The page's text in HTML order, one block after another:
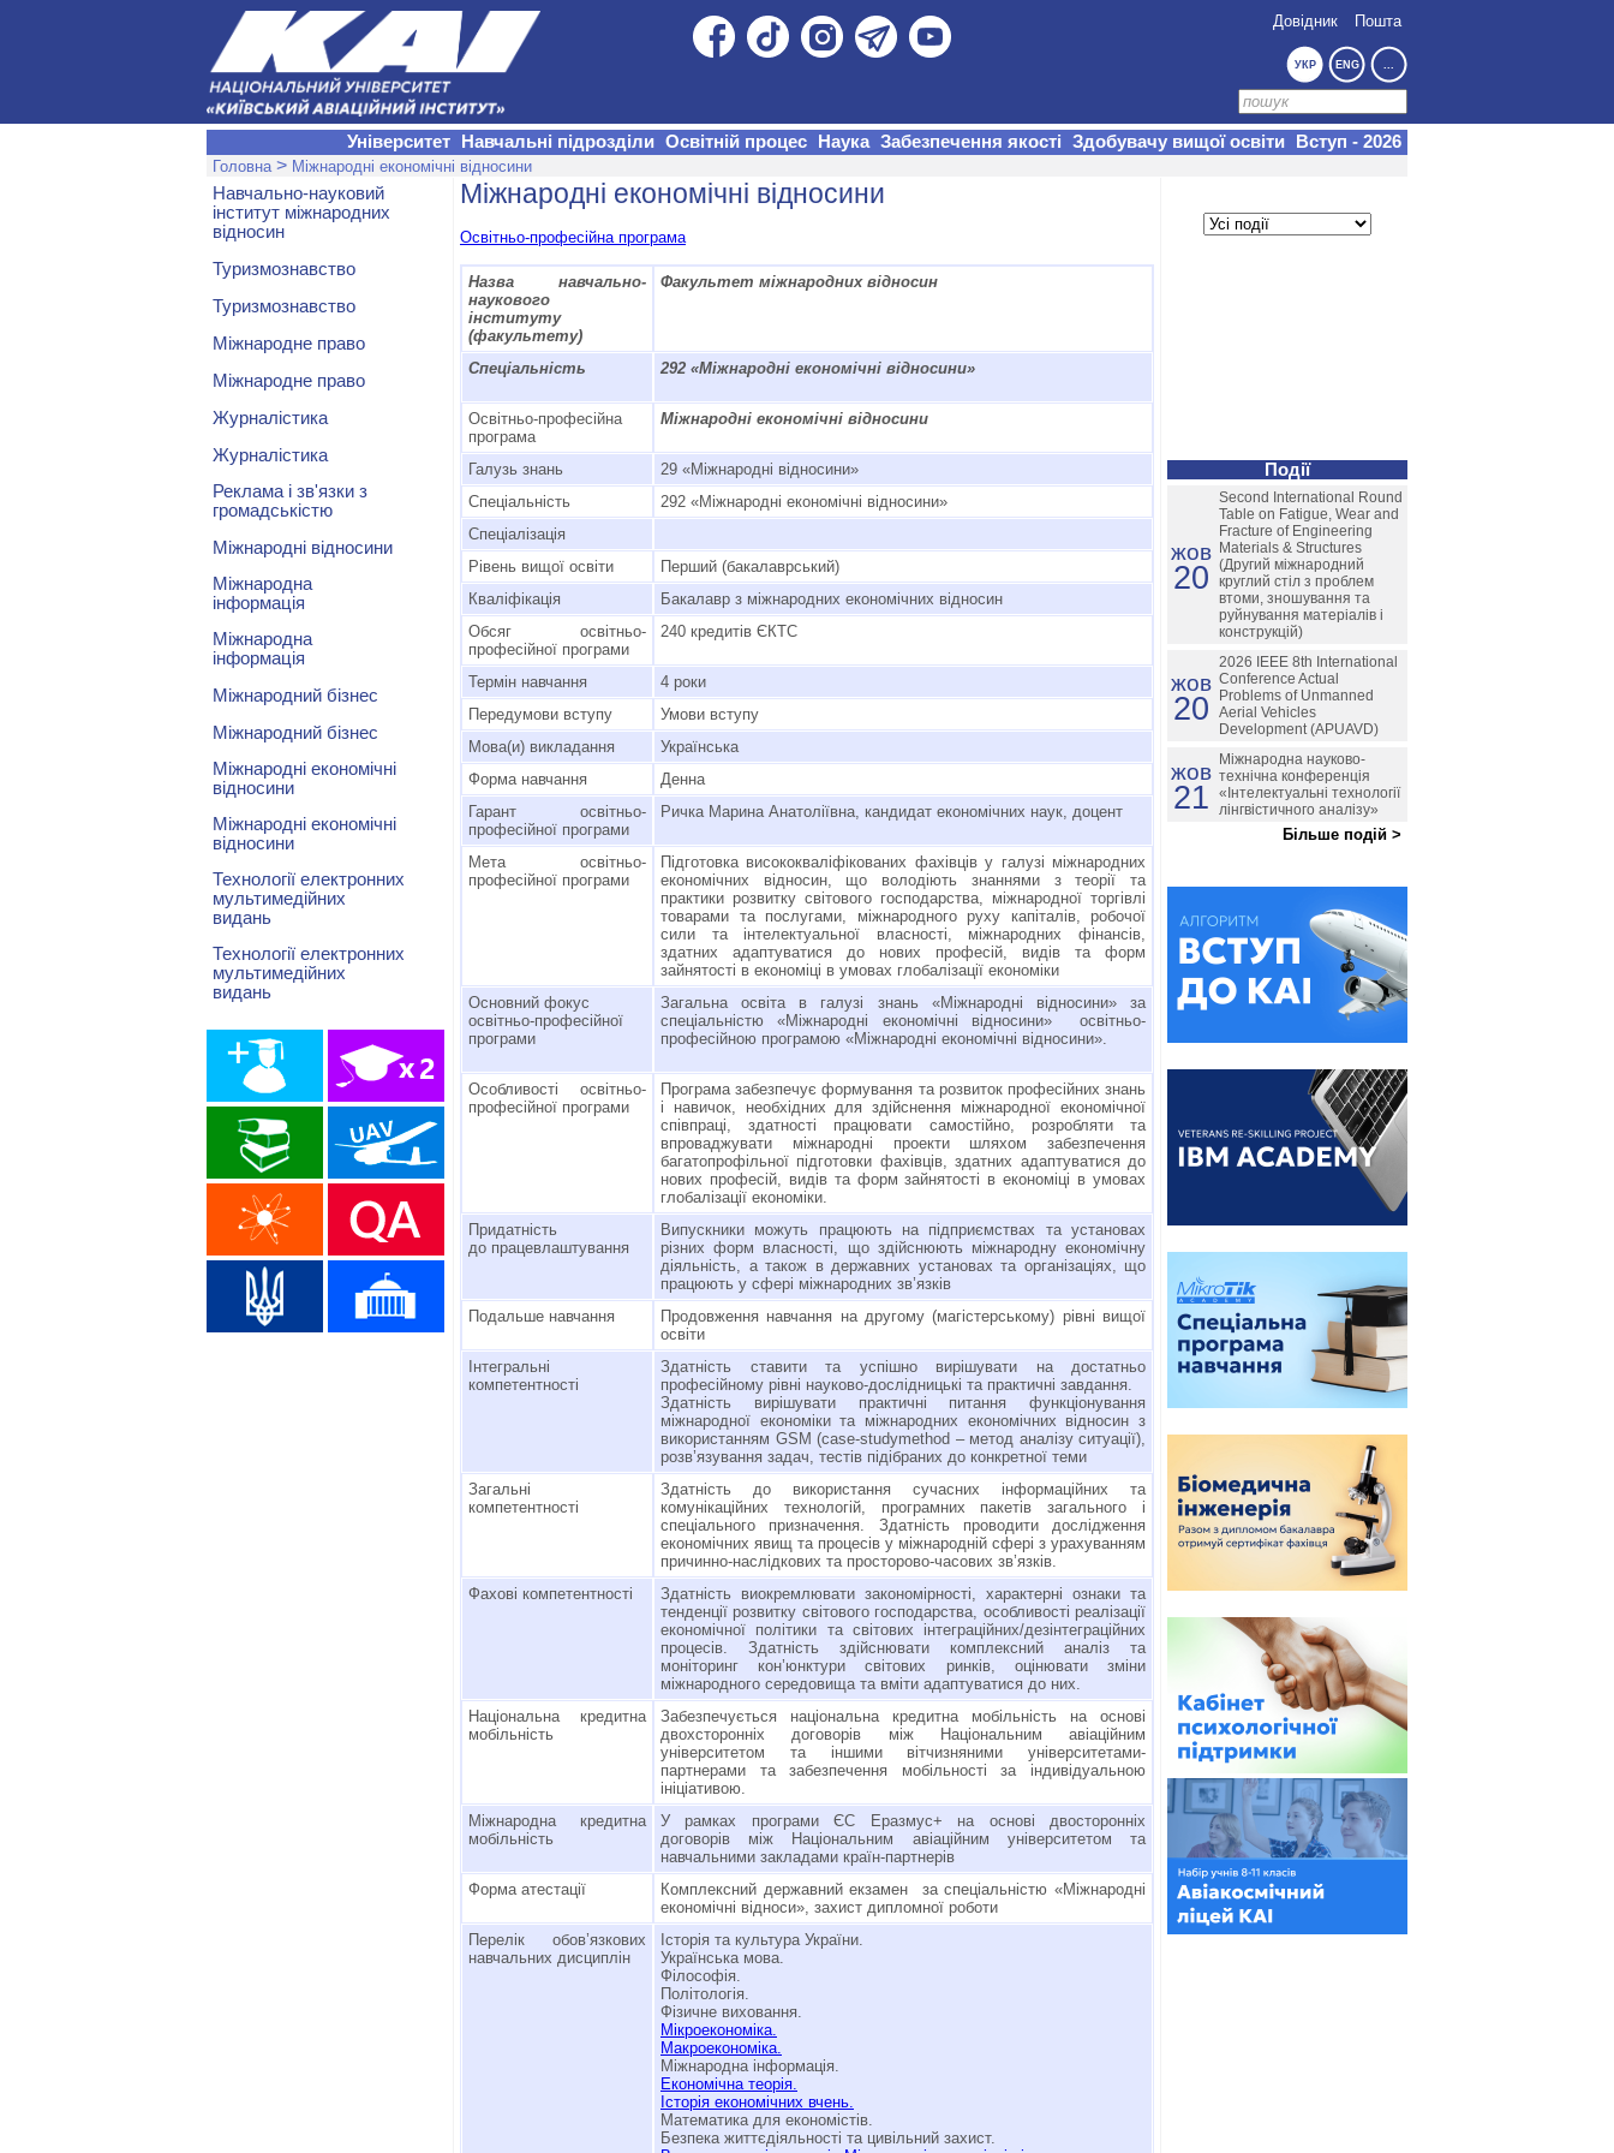
Довідник Пошта
УКР ENG ...
Університет Навчальні підрозділи Освітній процес Наука Забезпечення якості Здобувачу вищої освіти Вступ - 2026
Головна > Міжнародні економічні відносини
Події
жов
20
Second International Round
Table on Fatigue, Wear and
Fracture of Engineering
Materials & Structures
(Другий міжнародний
круглий стіл з проблем
втоми, зношування та
руйнування матеріалів і
конструкцій)
жов
20
2026 IEEE 8th International
Conference Actual
Problems of Unmanned
Aerial Vehicles
Development (APUAVD)
жов
21
Міжнародна науково-
технічна конференція
«Інтелектуальні технології
лінгвістичного аналізу»
Більше подій >
Міжнародні економічні відносини
Освітньо-професійна програма
Назва навчально-
наукового
інституту
(факультету)
Факультет міжнародних відносин
Спеціальність 292 «Міжнародні економічні відносини»
Освітньо-професійна
програма
Міжнародні економічні відносини
Галузь знань
29 «Міжнародні відносини»
Спеціальність
292 «Міжнародні економічні відносини»
Спеціалізація
Рівень вищої освіти
Перший (бакалаврський)
Кваліфікація
Бакалавр з міжнародних економічних відносин
Обсяг освітньо-
професійної програми
240 кредитів ЄКТС
Термін навчання
4 роки
Передумови вступу
Умови вступу
Мова(и) викладання
Українська
Форма навчання
Денна
Гарант освітньо-
професійної програми
Ричка Марина Анатоліївна, кандидат економічних наук, доцент
Мета освітньо-
професійної програми
Підготовка висококваліфікованих фахівців у галузі міжнародних
економічних відносин, що володіють знаннями з теорії та
практики розвитку світового господарства, міжнародної торгівлі
товарами та послугами, міжнародного руху капіталів, робочої
сили та інтелектуальної власності, міжнародних фінансів,
здатних адаптуватися до нових професій, видів та форм
зайнятості в економіці в умовах глобалізації економіки
Основний фокус
освітньо-професійної
програми
Загальна освіта в галузі знань «Міжнародні відносини» за
спеціальністю «Міжнародні економічні відносини» освітньо-
професійною програмою «Міжнародні економічні відносини».
Особливості освітньо-
професійної програми
Програма забезпечує формування та розвиток професійних знань
і навичок, необхідних для здійснення міжнародної економічної
співпраці, здатності працювати самостійно, розробляти та
впроваджувати міжнародні проекти шляхом забезпечення
багатопрофільної підготовки фахівців, здатних адаптуватися до
нових професій, видів та форм зайнятості в економіці в умовах
глобалізації економіки.
Придатність
до працевлаштування
Випускники можуть працюють на підприємствах та установах
різних форм власності, що здійснюють міжнародну економічну
діяльність, а також в державних установах та організаціях, що
працюють у сфері міжнародних зв’язків
Подальше навчання
Продовження навчання на другому (магістерському) рівні вищої
освіти
Інтегральні
компетентності
Здатність ставити та успішно вирішувати на достатньо
професійному рівні науково-дослідницькі та практичні завдання.
Здатність вирішувати практичні питання функціонування
міжнародної економіки та міжнародних економічних відносин з
використанням GSM (case-studymethod – метод аналізу ситуації),
розв’язування задач, тестів підібраних до конкретної теми
Загальні
компетентності
Здатність до використання сучасних інформаційних та
комунікаційних технологій, програмних пакетів загального і
спеціального призначення. Здатність проводити дослідження
економічних явищ та процесів у міжнародній сфері з урахуванням
причинно-наслідкових та просторово-часових зв’язків.
Фахові компетентності
Здатність виокремлювати закономірності, характерні ознаки та
тенденції розвитку світового господарства, особливості реалізації
економічної політики та світових інтеграційних/дезінтеграційних
процесів. Здатність здійснювати комплексний аналіз та
моніторинг кон’юнктури світових ринків, оцінювати зміни
міжнародного середовища та вміти адаптуватися до них.
Національна кредитна
мобільність
Забезпечується національна кредитна мобільність на основі
двохсторонніх договорів між Національним авіаційним
університетом та іншими вітчизняними університетами-
партнерами та забезпечення мобільності за індивідуальною
ініціативою.
Міжнародна кредитна
мобільність
У рамках програми ЄС Еразмус+ на основі двосторонніх
договорів між Національним авіаційним університетом та
навчальними закладами країн-партнерів
Форма атестації
Комплексний державний екзамен за спеціальністю «Міжнародні
економічні відноси», захист дипломної роботи
Перелік обов’язкових
навчальних дисциплін
Історія та культура України.
Українська мова.
Філософія.
Політологія.
Фізичне виховання.
Мікроекономіка.
Макроекономіка.
Міжнародна інформація.
Економічна теорія.
Історія економічних вчень.
Математика для економістів.
Безпека життєдіяльності та цивільний захист.
Навчально-науковий
інститут міжнародних
відносин
Туризмознавство
Туризмознавство
Міжнародне право
Міжнародне право
Журналістика
Журналістика
Реклама і зв'язки з
громадськістю
Міжнародні відносини
Міжнародна
інформація
Міжнародна
інформація
Міжнародний бізнес
Міжнародний бізнес
Міжнародні економічні
відносини
Міжнародні економічні
відносини
Технології електронних
мультимедійних
видань
Технології електронних
мультимедійних
видань